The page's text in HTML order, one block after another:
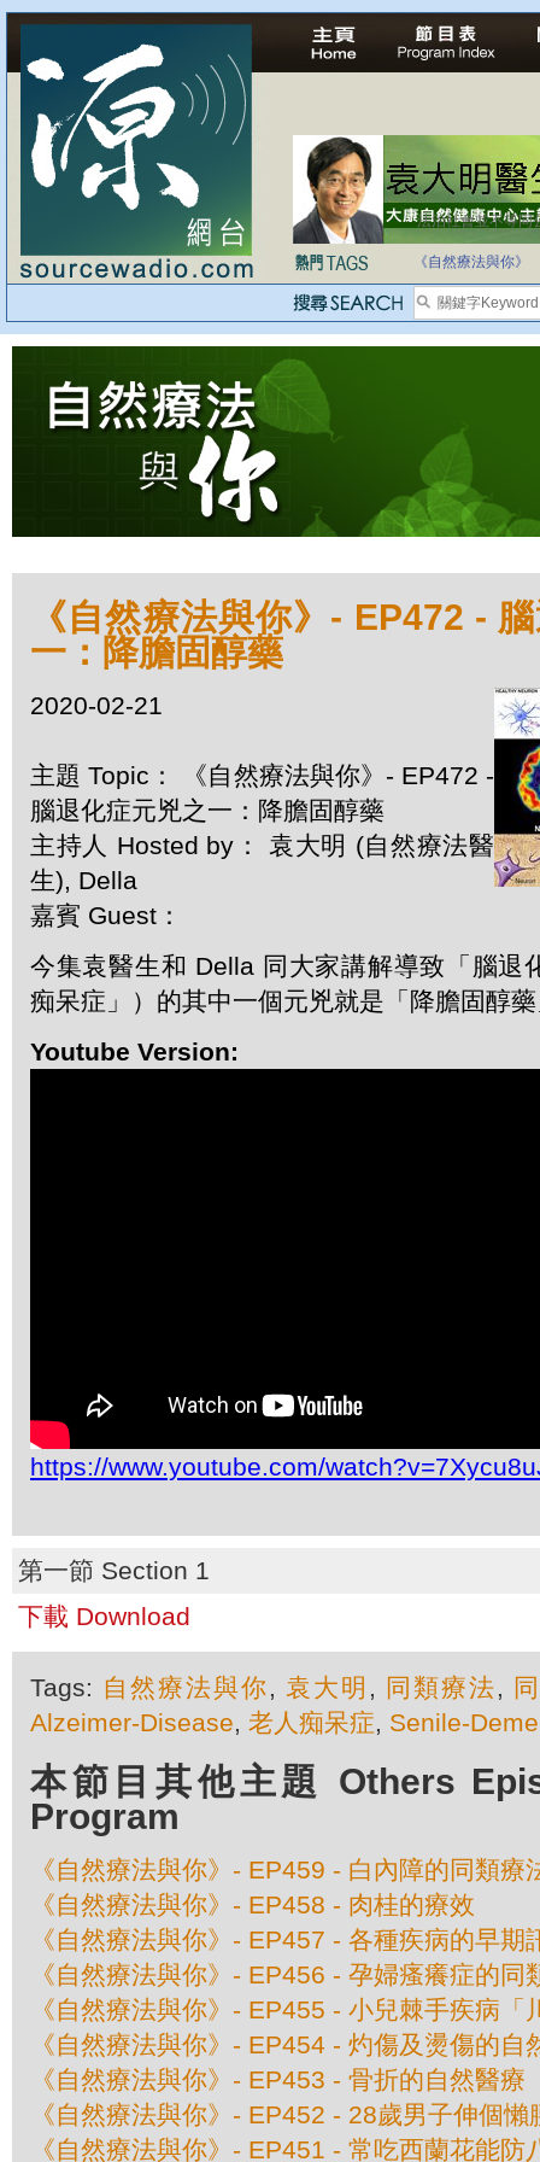
法治社會並不等同
自家教育合法化-
《自然療法與你》
《自然療法與你》- EP472 -
一：降膽固醇藥
2020-02-21
主題 Topic： 《自然療法與你》- EP472 -
腦退化症元兇之一：降膽固醇藥
主持人 Hosted by： 袁大明 (自然療法醫
生), Della
嘉賓 Guest：
今集袁醫生和 Della 同大家講解導致「腦退
痴呆症」）的其中一個元兇就是「降膽固醇
Youtube Version:
https://www.youtube.com/
第一節 Section 1
下載 Download
Tags: 自然療法與你, 袁大明 , 同類療法,
Alzeimer-Disease, 老人痴呆症, Senile-
本節目其他主題 Others
Program
《自然療法與你》- EP459 - 白內障的同類療
《自然療法與你》- EP458 - 肉桂的療效
《自然療法與你》- EP457 - 各種疾病的早期
《自然療法與你》- EP456 - 孕婦瘙癢症的同
《自然療法與你》- EP455 - 小兒棘手疾病「
《自然療法與你》- EP454 - 灼傷及燙傷的自
《自然療法與你》- EP453 - 骨折的自然醫療
《自然療法與你》- EP452 - 28歲男子伸個
《自然療法與你》- EP451 - 常吃西蘭花能防